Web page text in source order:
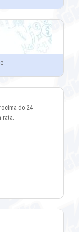
do 24
rata.